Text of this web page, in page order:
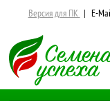
Версия для ПК | E-